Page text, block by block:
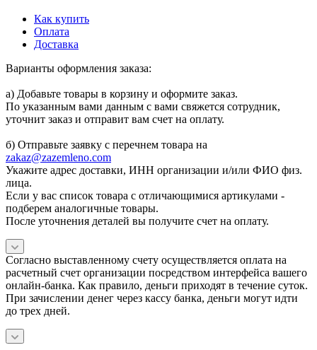
Как купить
Оплата
Доставка
Варианты оформления заказа:
а) Добавьте товары в корзину и оформите заказ.
По указанным вами данным с вами свяжется сотрудник,
уточнит заказ и отправит вам счет на оплату.
б) Отправьте заявку с перечнем товара на
zakaz@zazemleno.com
Укажите адрес доставки, ИНН организации и/или ФИО физ.
лица.
Если у вас список товара с отличающимися артикулами -
подберем аналогичные товары.
После уточнения деталей вы получите счет на оплату.
Согласно выставленному счету осуществляется оплата на
расчетный счет организации посредством интерфейса вашего
онлайн-банка. Как правило, деньги приходят в течение суток.
При зачислении денег через кассу банка, деньги могут идти
до трех дней.